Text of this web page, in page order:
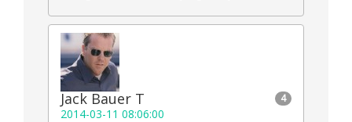
4
Jack Bauer T
2014-03-11 08:06:00